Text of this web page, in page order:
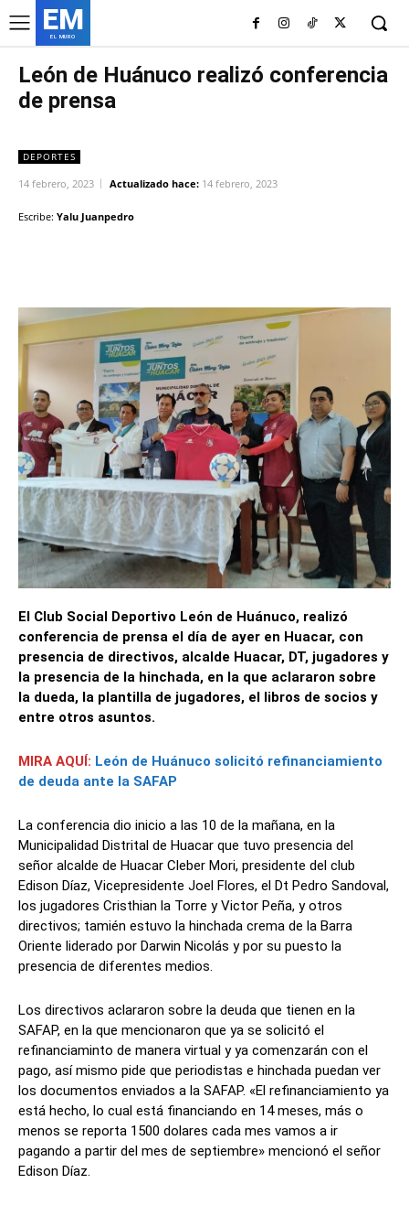
EM
EL MURO
León de Huánuco realizó conferencia
de prensa
DEPORTES
14 febrero, 2023 Actualizado hace: 14 febrero, 2023
Escribe: Yalu Juanpedro
El Club Social Deportivo León de Huánuco, realizó
conferencia de prensa el día de ayer en Huacar, con
presencia de directivos, alcalde Huacar, DT, jugadores y
la presencia de la hinchada, en la que aclararon sobre
la dueda, la plantilla de jugadores, el libros de socios y
entre otros asuntos.
MIRA AQUÍ: León de Huánuco solicitó refinanciamiento
de deuda ante la SAFAP
La conferencia dio inicio a las 10 de la mañana, en la
Municipalidad Distrital de Huacar que tuvo presencia del
señor alcalde de Huacar Cleber Mori, presidente del club
Edison Díaz, Vicepresidente Joel Flores, el Dt Pedro Sandoval,
los jugadores Cristhian la Torre y Victor Peña, y otros
directivos; tamién estuvo la hinchada crema de la Barra
Oriente liderado por Darwin Nicolás y por su puesto la
presencia de diferentes medios.
Los directivos aclararon sobre la deuda que tienen en la
SAFAP, en la que mencionaron que ya se solicitó el
refinanciaminto de manera virtual y ya comenzarán con el
pago, así mismo pide que periodistas e hinchada puedan ver
los documentos enviados a la SAFAP. «El refinanciamiento ya
está hecho, lo cual está financiando en 14 meses, más o
menos se reporta 1500 dolares cada mes vamos a ir
pagando a partir del mes de septiembre» mencionó el señor
Edison Díaz.